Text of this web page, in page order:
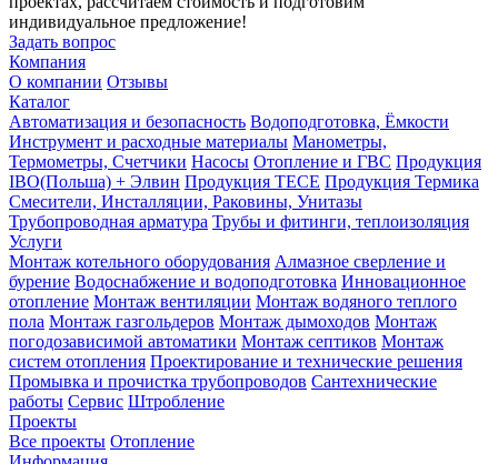
индивидуальное предложение!
Задать вопрос
Компания
О компании Отзывы
Каталог
Автоматизация и безопасность Водоподготовка, Ёмкости
Инструмент и расходные материалы Манометры,
Термометры, Счетчики Насосы Отопление и ГВС Продукция
IBO(Польша) + Элвин Продукция TECE Продукция Термика
Смесители, Инсталляции, Раковины, Унитазы
Трубопроводная арматура Трубы и фитинги, теплоизоляция
Услуги
Монтаж котельного оборудования Алмазное сверление и
бурение Водоснабжение и водоподготовка Инновационное
отопление Монтаж вентиляции Монтаж водяного теплого
пола Монтаж газгольдеров Монтаж дымоходов Монтаж
погодозависимой автоматики Монтаж септиков Монтаж
систем отопления Проектирование и технические решения
Промывка и прочистка трубопроводов Сантехнические
работы Сервис Штробление
Проекты
Все проекты Отопление